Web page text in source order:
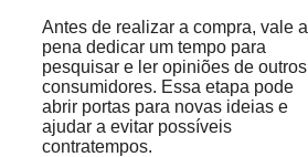
Antes de realizar a compra, vale a
pena dedicar um tempo para
pesquisar e ler opiniões de outros
consumidores. Essa etapa pode
abrir portas para novas ideias e
ajudar a evitar possíveis
contratempos.